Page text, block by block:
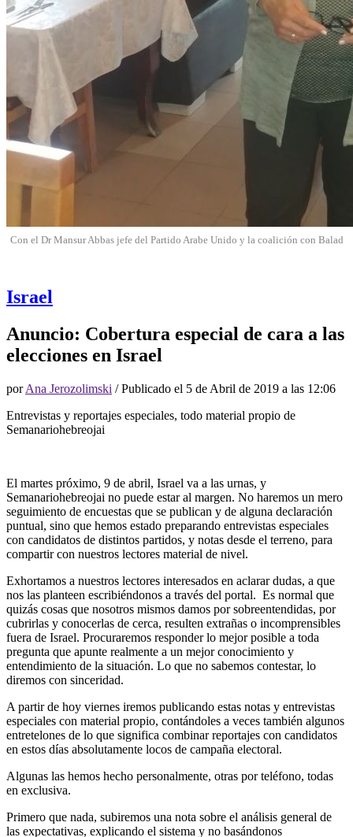
Con el Dr Mansur Abbas jefe del Partido Arabe Unido y la coalición con Balad
Israel
Anuncio: Cobertura especial de cara a las
elecciones en Israel
porAna Jerozolimski / Publicado el 5 de Abril de 2019 a las 12:06
Entrevistas y reportajes especiales, todo material propio de
Semanariohebreojai
El martes próximo, 9 de abril, Israel va a las urnas, y
Semanariohebreojai no puede estar al margen. No haremos un mero
seguimiento de encuestas que se publican y de alguna declaración
puntual, sino que hemos estado preparando entrevistas especiales
con candidatos de distintos partidos, y notas desde el terreno, para
compartir con nuestros lectores material de nivel.
Exhortamos a nuestros lectores interesados en aclarar dudas, a que
nos las planteen escribiéndonos a través del portal. Es normal que
quizás cosas que nosotros mismos damos por sobreentendidas, por
cubrirlas y conocerlas de cerca, resulten extrañas o incomprensibles
fuera de Israel. Procuraremos responder lo mejor posible a toda
pregunta que apunte realmente a un mejor conocimiento y
entendimiento de la situación. Lo que no sabemos contestar, lo
diremos con sinceridad.
A partir de hoy viernes iremos publicando estas notas y entrevistas
especiales con material propio, contándoles a veces también algunos
entretelones de lo que significa combinar reportajes con candidatos
en estos días absolutamente locos de campaña electoral.
Algunas las hemos hecho personalmente, otras por teléfono, todas
en exclusiva.
Primero que nada, subiremos una nota sobre el análisis general de
las expectativas, explicando el sistema y no basándonos